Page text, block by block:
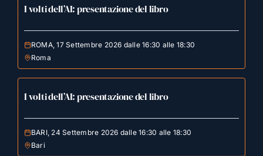
I volti dell’AI: presentazione del libro
ROMA, 17 Settembre 2026 dalle 16:30 alle 18:30
Roma
I volti dell’AI: presentazione del libro
BARI, 24 Settembre 2026 dalle 16:30 alle 18:30
Bari